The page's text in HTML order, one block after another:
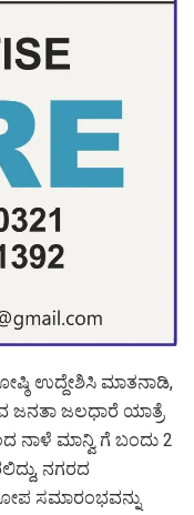
ಉದ್ದೇಶಿಸಿ ಮಾತನಾಡಿ,
ಜನತಾ ಜಲಧಾರೆ ಯಾತ್ರೆ
ನಾಳೆ ಮಾನ್ವಿ ಗೆ ಬಂದು 2
ನಗರದ
ಸಮಾರಂಭವನ್ನು